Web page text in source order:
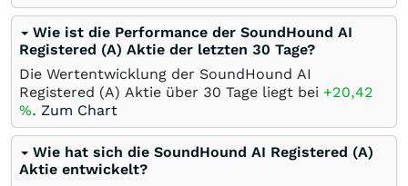
Wie ist die Performance der SoundHound AI
Registered (A) Aktie der letzten 30 Tage?
Die Wertentwicklung der SoundHound AI
Registered (A) Aktie über 30 Tage liegt bei +20,42
%. Zum Chart
Wie hat sich die SoundHound AI Registered (A)
Aktie entwickelt?